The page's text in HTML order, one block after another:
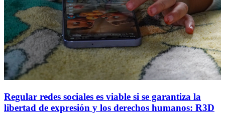
Regular redes sociales es viable si se garantiza la
libertad de expresión y los derechos humanos: R3D